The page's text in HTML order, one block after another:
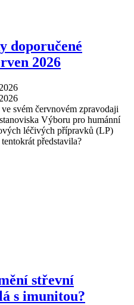
doporučené
2026
svém červnovém zpravodaji
Výboru pro humánní
léčivých přípravků (LP)
představila?
střevní
s imunitou?